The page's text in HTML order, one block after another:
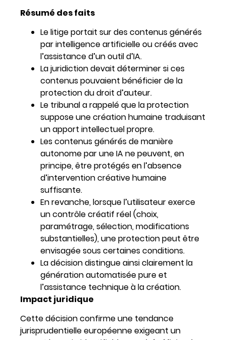
Résumé des faits
Le litige portait sur des contenus générés
par intelligence artificielle ou créés avec
l’assistance d’un outil d’IA.
La juridiction devait déterminer si ces
contenus pouvaient bénéficier de la
protection du droit d’auteur.
Le tribunal a rappelé que la protection
suppose une création humaine traduisant
un apport intellectuel propre.
Les contenus générés de manière
autonome par une IA ne peuvent, en
principe, être protégés en l’absence
d’intervention créative humaine
suffisante.
En revanche, lorsque l’utilisateur exerce
un contrôle créatif réel (choix,
paramétrage, sélection, modifications
substantielles), une protection peut être
envisagée sous certaines conditions.
La décision distingue ainsi clairement la
génération automatisée pure et
l’assistance technique à la création.
Impact juridique
Cette décision confirme une tendance
jurisprudentielle européenne exigeant un